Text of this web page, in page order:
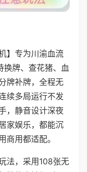
】专为川渝血流
换牌、查花猪、血
牌补牌，全程无
续多局运行不发
，静音设计深夜
家娱乐，都能沉
商用都适配。
法，采用108张无